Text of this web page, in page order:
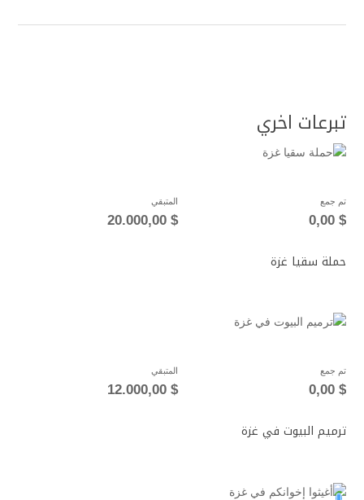
تبرعات اخري
تم جمع
0,00 $
المتبقي
20.000,00 $
حملة سقيا غزة
تم جمع
0,00 $
المتبقي
12.000,00 $
ترميم البيوت في غزة